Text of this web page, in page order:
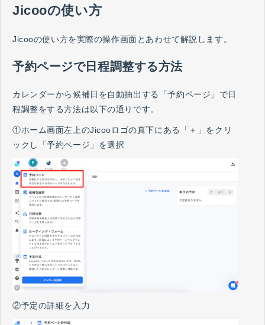
Jicooの使い方
Jicooの使い方を実際の操作画面とあわせて解説します。
予約ページで日程調整する方法
カレンダーから候補日を自動抽出する「予約ページ」で日
程調整をする方法は以下の通りです。
①ホーム画面左上のJicooロゴの真下にある「＋」をクリ
ックし「予約ページ」を選択
②予定の詳細を入力